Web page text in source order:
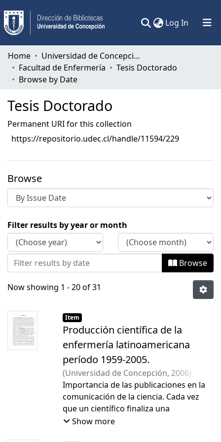
Log In (current)
Communities & Collections
All of DSpace
Home
Universidad de Concepción
Facultad de Enfermería
Tesis Doctorado
Browse by Date
Tesis Doctorado
Permanent URI for this collection
https://repositorio.udec.cl/handle/11594/229
Browse
Browsing Tesis Doctorado by Issue Date
Filter results by year or month
Browse
Now showing 1 - 20 of 31
Item
Producción científica de la
enfermería latinoamericana
período 1959-2005.
(Universidad de Concepción, 2006)
Mendoza Parra, Sara Elisa Elvira; Paravic
Klijn, Tatiana María
Importancia de las publicaciones en la
comunicación de la ciencia. Cada vez
que un científico finaliza una
investigación, tiene que divulgar sus
Show more